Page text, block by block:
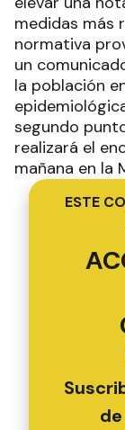
medidas más
normativa
un
la población
segundo
realizará el
mañana en la
ESTE